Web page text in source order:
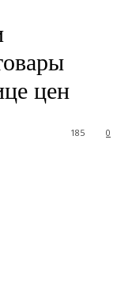
цен
0
185